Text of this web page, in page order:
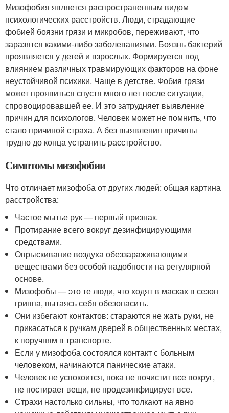
Мизофобия является распространенным видом
психологических расстройств. Люди, страдающие
фобией боязни грязи и микробов, переживают, что
заразятся какими-либо заболеваниями. Боязнь бактерий
проявляется у детей и взрослых. Формируется под
влиянием различных травмирующих факторов на фоне
неустойчивой психики. Чаще в детстве. Фобия грязи
может проявиться спустя много лет после ситуации,
спровоцировавшей ее. И это затрудняет выявление
причин для психологов. Человек может не помнить, что
стало причиной страха. А без выявления причины
трудно до конца устранить расстройство.
Симптомы мизофобии
Что отличает мизофоба от других людей: общая картина
расстройства:
Частое мытье рук — первый признак.
Протирание всего вокруг дезинфицирующими
средствами.
Опрыскивание воздуха обеззараживающими
веществами без особой надобности на регулярной
основе.
Мизофобы — это те люди, что ходят в масках в сезон
гриппа, пытаясь себя обезопасить.
Они избегают контактов: стараются не жать руки, не
прикасаться к ручкам дверей в общественных местах,
к поручням в транспорте.
Если у мизофоба состоялся контакт с больным
человеком, начинаются панические атаки.
Человек не успокоится, пока не почистит все вокруг,
не постирает вещи, не продезинфицирует все.
Страхи настолько сильны, что толкают на явно